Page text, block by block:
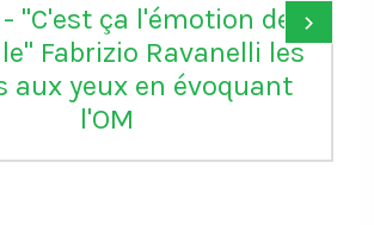
- "C'est ça l'émotion de
Fabrizio Ravanelli les
aux yeux en évoquant
l'OM
›